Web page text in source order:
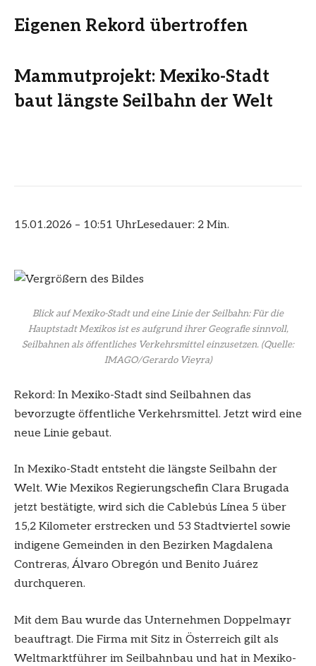
Eigenen Rekord übertroffen
Mammutprojekt: Mexiko-Stadt
baut längste Seilbahn der Welt
15.01.2026 – 10:51 UhrLesedauer: 2 Min.
Blick auf Mexiko-Stadt und eine Linie der Seilbahn: Für die
Hauptstadt Mexikos ist es aufgrund ihrer Geografie sinnvoll,
Seilbahnen als öffentliches Verkehrsmittel einzusetzen. (Quelle:
IMAGO/Gerardo Vieyra)
Rekord: In Mexiko-Stadt sind Seilbahnen das
bevorzugte öffentliche Verkehrsmittel. Jetzt wird eine
neue Linie gebaut.
In Mexiko-Stadt entsteht die längste Seilbahn der
Welt. Wie Mexikos Regierungschefin Clara Brugada
jetzt bestätigte, wird sich die Cablebús Línea 5 über
15,2 Kilometer erstrecken und 53 Stadtviertel sowie
indigene Gemeinden in den Bezirken Magdalena
Contreras, Álvaro Obregón und Benito Juárez
durchqueren.
Mit dem Bau wurde das Unternehmen Doppelmayr
beauftragt. Die Firma mit Sitz in Österreich gilt als
Weltmarktführer im Seilbahnbau und hat in Mexiko-